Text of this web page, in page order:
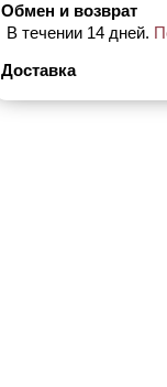
Обмен и возврат
В течении 14 дней.
Доставка